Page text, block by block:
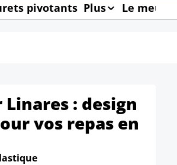
pivotants Plus Le
Linares : design
vos repas en